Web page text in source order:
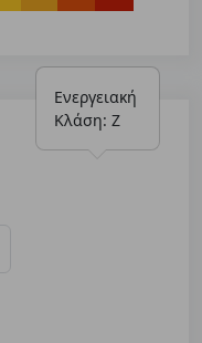
Ενεργειακή
Κλάση: Ζ